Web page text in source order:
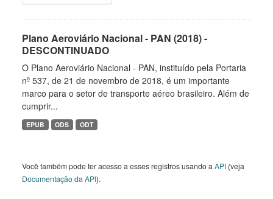
Plano Aeroviário Nacional - PAN (2018) -
DESCONTINUADO
O Plano Aeroviário Nacional - PAN, instituído pela Portaria
nº 537, de 21 de novembro de 2018, é um importante
marco para o setor de transporte aéreo brasileiro. Além de
cumprir...
EPUB ODS ODT
Você também pode ter acesso a esses registros usando a API (veja
Documentação da API).